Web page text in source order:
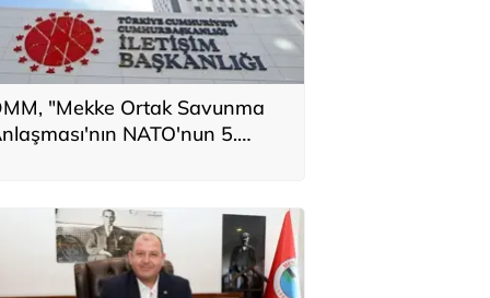
"Mekke Ortak Savunma
NATO'nun 5.